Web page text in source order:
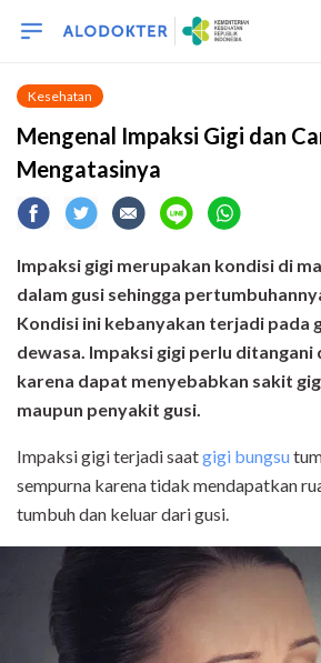
Kesehatan
Mengenal Impaksi Gigi dan
Mengatasinya
Impaksi gigi merupakan kondisi di
dalam gusi sehingga
Kondisi ini kebanyakan terjadi pada
dewasa. Impaksi gigi perlu ditangani
karena dapat menyebabkan sakit
maupun penyakit gusi.
Impaksi gigi terjadi saatgigi bungsu
sempurna karena tidak mendapatkan
tumbuh dan keluar dari gusi.